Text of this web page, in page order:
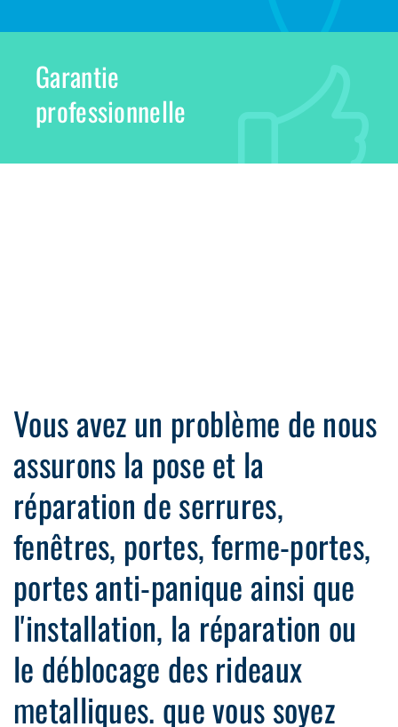
Garantie
professionnelle
Vous avez un problème de nous
assurons la pose et la
réparation de serrures,
fenêtres, portes, ferme-portes,
portes anti-panique ainsi que
l'installation, la réparation ou
le déblocage des rideaux
metalliques. que vous soyez